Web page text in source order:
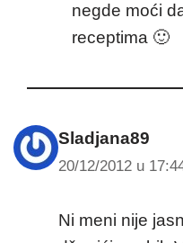
negde moći
receptima 🙂
Sladjana89
20/12/2012 u
Ni meni nije